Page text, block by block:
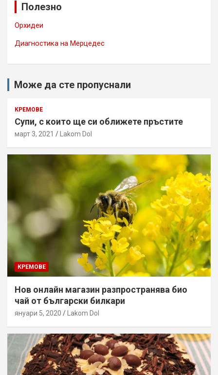
Полезно
Орхидеи
Диагностика на Мерцедес
Може да сте пропуснали
КРЕМОВЕ
Супи, с които ще си оближете пръстите
март 3, 2021 Lakom Dol
КРЕМОВЕ
Нов онлайн магазин разпространява био
чай от български билкари
януари 5, 2020 Lakom Dol